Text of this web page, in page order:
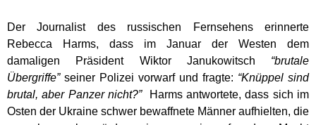
Der Journalist des russischen Fernsehens erinnerte
Rebecca Harms, dass im Januar der Westen dem
damaligen Präsident Wiktor Janukowitsch “brutale
Übergriffe”seiner Polizei vorwarf und fragte: “Knüppel sind
brutal, aber Panzer nicht?”Harms antwortete, dass sich im
Osten der Ukraine schwer bewaffnete Männer aufhielten, die